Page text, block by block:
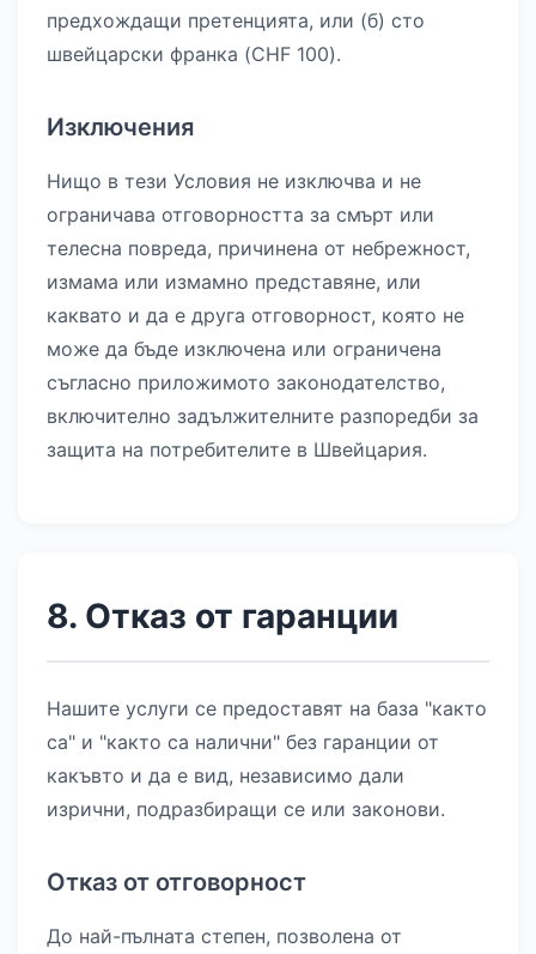
предхождащи претенцията, или (б) сто
швейцарски франка (CHF 100).
Изключения
Нищо в тези Условия не изключва и не
ограничава отговорността за смърт или
телесна повреда, причинена от небрежност,
измама или измамно представяне, или
каквато и да е друга отговорност, която не
може да бъде изключена или ограничена
съгласно приложимото законодателство,
включително задължителните разпоредби за
защита на потребителите в Швейцария.
8. Отказ от гаранции
Нашите услуги се предоставят на база "както
са" и "както са налични" без гаранции от
какъвто и да е вид, независимо дали
изрични, подразбиращи се или законови.
Отказ от отговорност
До най-пълната степен, позволена от